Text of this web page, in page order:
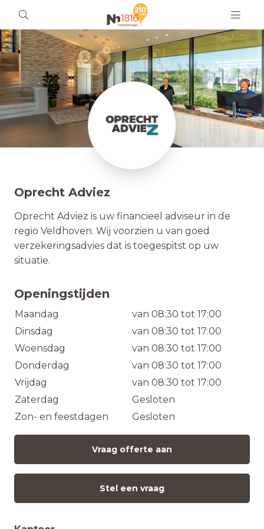
Oprecht Adviez
Oprecht Adviez is uw financieel adviseur in de
regio Veldhoven. Wij voorzien u van goed
verzekeringsadvies dat is toegespitst op uw
situatie.
Openingstijden
Maandag
van 08:30 tot 17:00
Dinsdag
van 08:30 tot 17:00
Woensdag
van 08:30 tot 17:00
Donderdag
van 08:30 tot 17:00
Vrijdag
van 08:30 tot 17:00
Zaterdag
Gesloten
Zon- en feestdagen
Gesloten
Vraag offerte aan
Stel een vraag